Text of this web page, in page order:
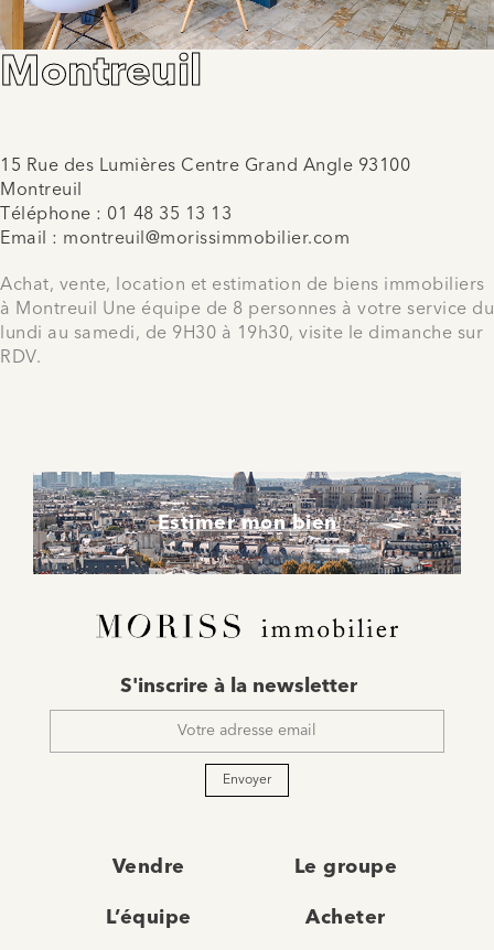
Montreuil
15 Rue des Lumières Centre Grand Angle 93100
Montreuil
Téléphone : 01 48 35 13 13
Email : montreuil@morissimmobilier.com
Achat, vente, location et estimation de biens immobiliers
à Montreuil Une équipe de 8 personnes à votre service du
lundi au samedi, de 9H30 à 19h30, visite le dimanche sur
RDV.
Estimer mon bien
mail
S'inscrire à la newsletter
Envoyer
Vendre Le groupe
L’équipe Acheter